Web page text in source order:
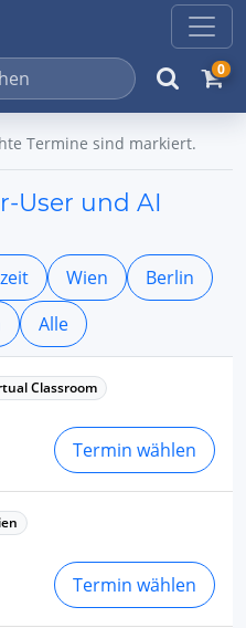
0
Termine sind markiert.
User und AI
Wien
Berlin
Alle
Classroom
Termin wählen
Termin wählen